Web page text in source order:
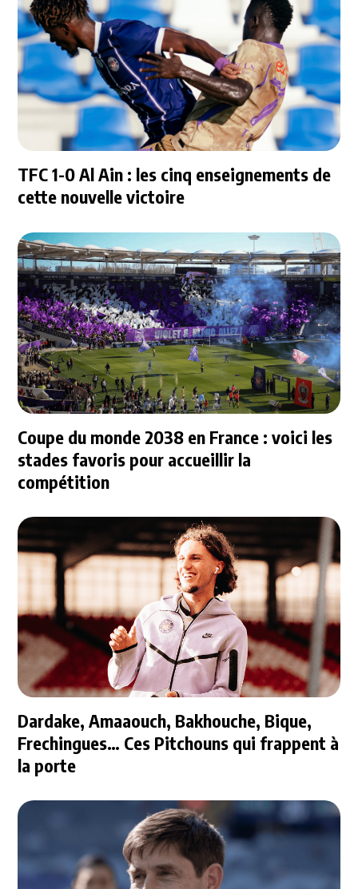
TFC 1-0 Al Ain : les cinq enseignements de
cette nouvelle victoire
Coupe du monde 2038 en France : voici les
stades favoris pour accueillir la
compétition
Dardake, Amaaouch, Bakhouche, Bique,
Frechingues… Ces Pitchouns qui frappent à
la porte